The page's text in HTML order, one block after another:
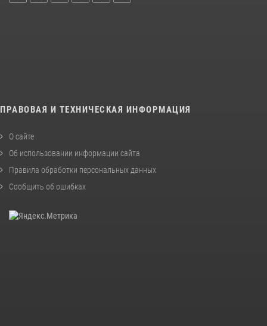
ПРАВОВАЯ И ТЕХНИЧЕСКАЯ ИНФОРМАЦИЯ
О сайте
Об использовании информации сайта
Правила обработки персональных данных
Сообщить об ошибках